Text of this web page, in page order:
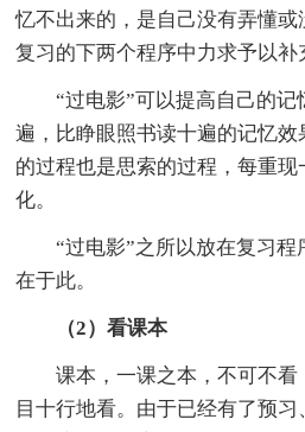
忆不出来的，是自己没有弄懂
复习的下两个程序中力求予以补
“过电影”可以提高自己的记
遍，比睁眼照书读十遍的记忆
的过程也是思索的过程，每重
化。
“过电影”之所以放在复习程
在于此。
（2）看课本
课本，一课之本，不可不看
目十行地看。由于已经有了预